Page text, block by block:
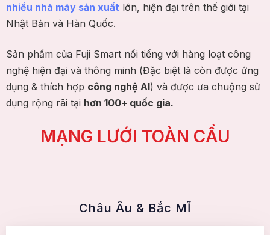
nhiều nhà máy sản xuất lớn, hiện đại trên thế giới tại
Nhật Bản và Hàn Quốc.
Sản phẩm của Fuji Smart nổi tiếng với hàng loạt công
nghệ hiện đại và thông minh (Đặc biệt là còn được ứng
dụng & thích hợp công nghệ AI) và được ưa chuộng sử
dụng rộng rãi tại hơn 100+ quốc gia.
MẠNG LƯỚI TOÀN CẦU
Châu Âu & Bắc MĨ